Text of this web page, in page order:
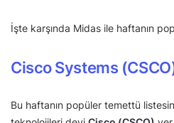
İşte karşında Midas ile haftanın
Cisco Systems
Bu haftanın popüler temettü